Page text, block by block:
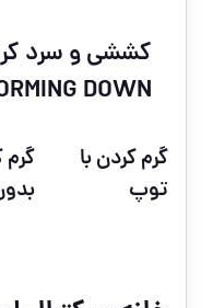
DOWN
گرم کردن با
توپ
گرم